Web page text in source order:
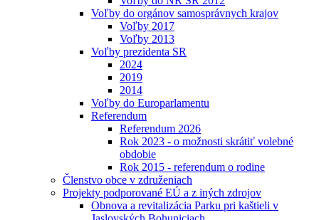
Voľby do orgánov samosprávnych krajov
Voľby 2017
Voľby 2013
Voľby prezidenta SR
2024
2019
2014
Voľby do Europarlamentu
Referendum
Referendum 2026
Rok 2023 - o možnosti skrátiť volebné
obdobie
Rok 2015 - referendum o rodine
Členstvo obce v združeniach
Projekty podporované EÚ a z iných zdrojov
Obnova a revitalizácia Parku pri kaštieli v